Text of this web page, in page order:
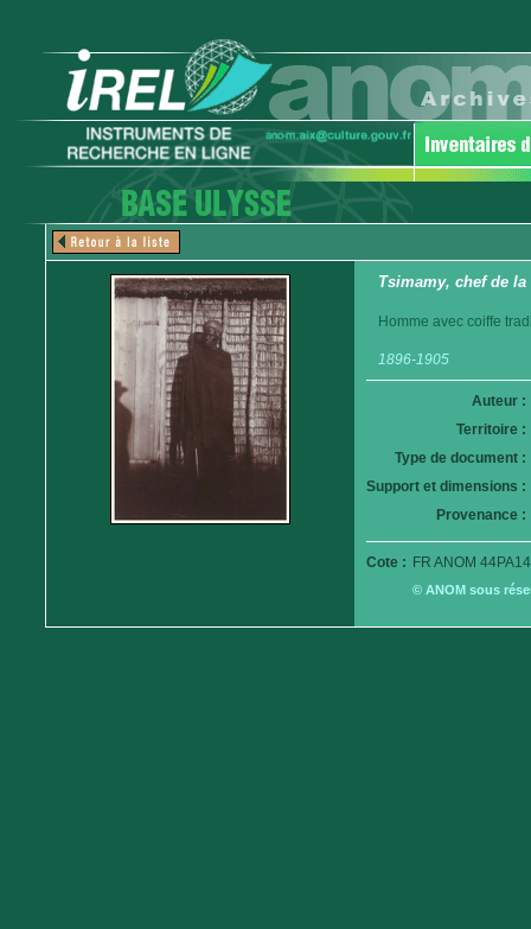
Tsimamy, chef de
Homme avec coiffe
1896-1905
Auteur :
Territoire :
Type de document :
Support et dimensions :
Provenance :
Cote : FR ANOM
© ANOM sous